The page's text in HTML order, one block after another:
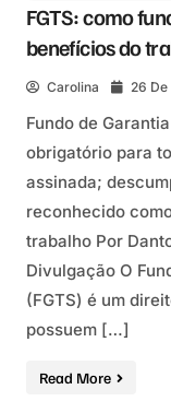
FGTS: como
benefícios do
Carolina 26
Fundo de
obrigatório para
assinada;
reconhecido
trabalho Por
Divulgação O
(FGTS) é um
possuem […]
Read More